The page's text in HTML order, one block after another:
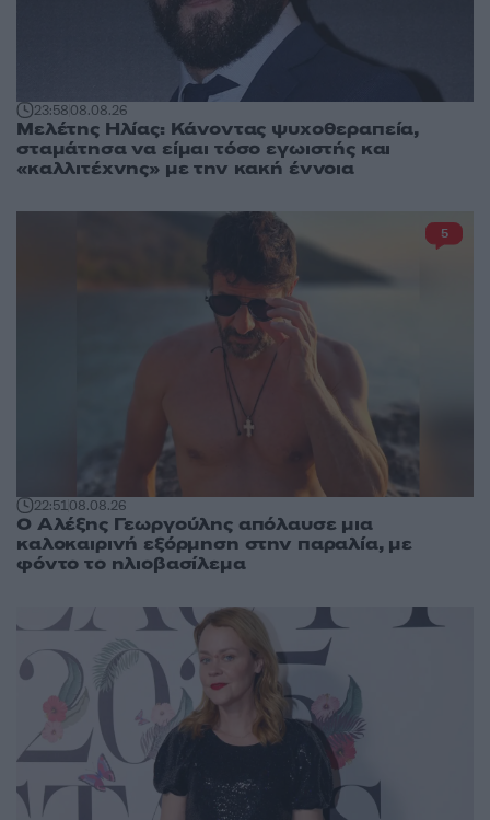
23:5808.08.26
Μελέτης Ηλίας: Κάνοντας ψυχοθεραπεία,
σταμάτησα να είμαι τόσο εγωιστής και
«καλλιτέχνης» με την κακή έννοια
22:5108.08.26
Ο Αλέξης Γεωργούλης απόλαυσε μια
καλοκαιρινή εξόρμηση στην παραλία, με
φόντο το ηλιοβασίλεμα
5